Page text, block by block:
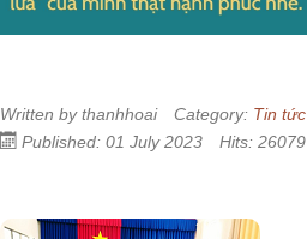
Written bythanhhoai Category: Tin tức
Published: 01 July 2023
Hits: 26079